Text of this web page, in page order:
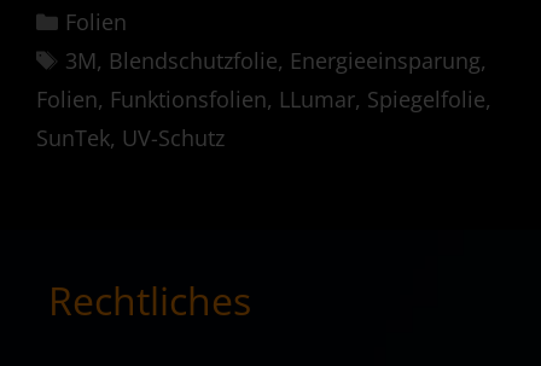
Kategorien
Folien
Schlagwörter
3M, Blendschutzfolie, Energieeinsparung,
Folien, Funktionsfolien, LLumar, Spiegelfolie,
SunTek, UV-Schutz
Rechtliches